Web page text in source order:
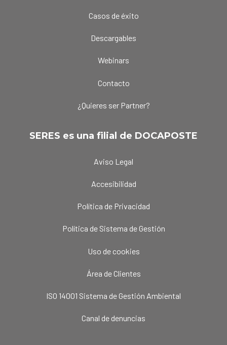
Casos de éxito
Descargables
Webinars
Contacto
¿Quieres ser Partner?
SERES es una filial de DOCAPOSTE
Aviso Legal
Accesibilidad
Política de Privacidad
Política de Sistema de Gestión
Uso de cookies
Área de Clientes
ISO 14001 Sistema de Gestión Ambiental
Canal de denuncias